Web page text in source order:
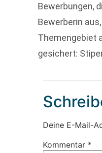
Bewerbungen,
Bewerberin
Themengebiet
gesichert:
Deine E-Mail-
Kommentar *